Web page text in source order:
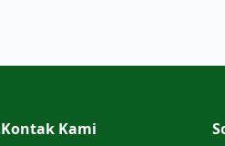
Kontak Kami